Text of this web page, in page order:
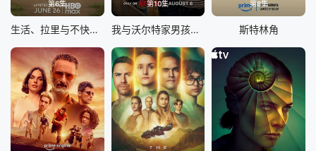
第6集
生活、拉里与不快乐的追求：一部美国史
第10集
我与沃尔特家男孩的生活 第三季
第8集
斯特林角